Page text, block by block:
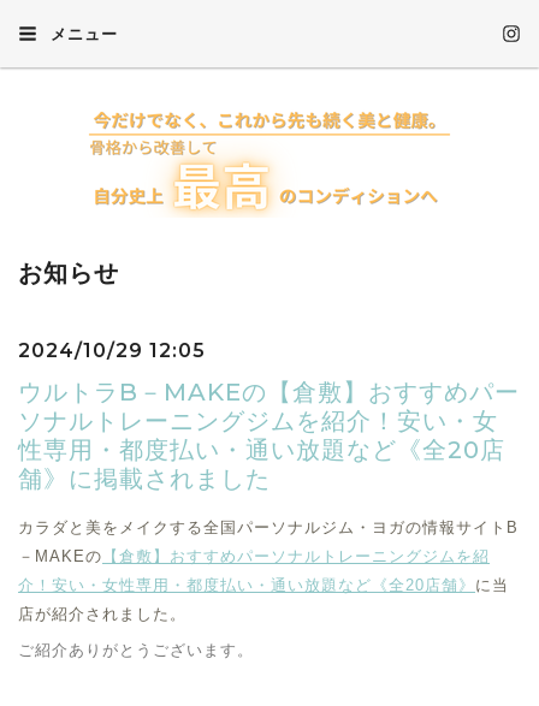
メニュー
お知らせ
2024/10/29 12:05
ウルトラB－MAKEの【倉敷】おすすめパー
ソナルトレーニングジムを紹介！安い・女
性専用・都度払い・通い放題など《全20店
舗》に掲載されました
カラダと美をメイクする全国パーソナルジム・ヨガの情報サイトB
－MAKEの 【倉敷】おすすめパーソナルトレーニングジムを紹
介！安い・女性専用・都度払い・通い放題など《全20店舗》 に当
店が紹介されました。
ご紹介ありがとうございます。